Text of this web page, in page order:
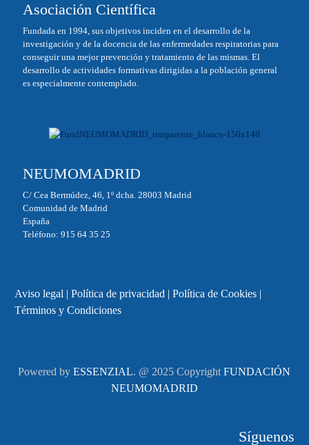
ok
Asociación Científica
Fundada en 1994, sus objetivos inciden en el desarrollo de la
investigación y de la docencia de las enfermedades respiratorias para
conseguir una mejor prevención y tratamiento de las mismas. El
desarrollo de actividades formativas dirigidas a la población general
es especialmente contemplado.
NEUMOMADRID
C/ Cea Bermúdez, 46, 1º dcha. 28003 Madrid
Comunidad de Madrid
España
Teléfono: 915 64 35 25
Aviso legal | Política de privacidad | Política de Cookies|
Términos y Condiciones
Powered byESSENZIAL. @ 2025 CopyrightFUNDACIÓN
NEUMOMADRID
Síguenos